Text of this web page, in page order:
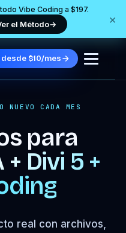
Vibe Coding a $197.
el Método→ ×
$10/mes
NUEVO CADA MES
para
+ Divi 5 +
real con archivos,